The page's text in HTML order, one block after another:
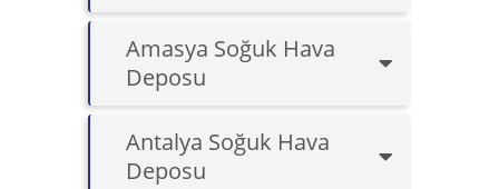
Amasya Soğuk Hava
Deposu
Antalya Soğuk Hava
Deposu